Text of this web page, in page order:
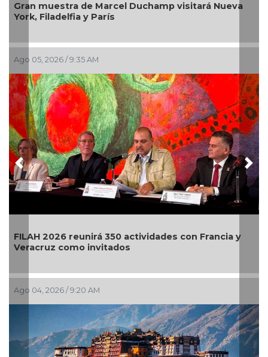
de Marcel Duchamp visitará Nueva
y París
2026 / 9:35 AM
2026 reunirá 350 actividades con Francia y
como invitados
2026 / 9:20 AM
La
El
Previous